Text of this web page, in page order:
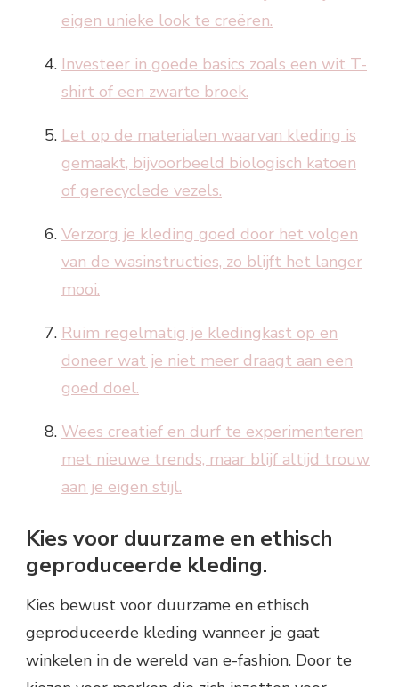
eigen unieke look te creëren.
Investeer in goede basics zoals een wit T-
shirt of een zwarte broek.
Let op de materialen waarvan kleding is
gemaakt, bijvoorbeeld biologisch katoen
of gerecyclede vezels.
Verzorg je kleding goed door het volgen
van de wasinstructies, zo blijft het langer
mooi.
Ruim regelmatig je kledingkast op en
doneer wat je niet meer draagt aan een
goed doel.
Wees creatief en durf te experimenteren
met nieuwe trends, maar blijf altijd trouw
aan je eigen stijl.
Kies voor duurzame en ethisch
geproduceerde kleding.
Kies bewust voor duurzame en ethisch
geproduceerde kleding wanneer je gaat
winkelen in de wereld van e-fashion. Door te